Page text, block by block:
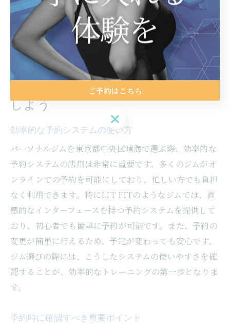
ます。
予約のポイントを押さえて晴海の
パーソナルジムをスムーズに活用
しよう
効率的な予約システムの使い方
パーソナルジムを東京都中央区晴海で選ぶ際、効率的な
予約システムの活用は非常に重要です。多くのジムがオ
ンラインでの予約を可能にしており、忙しい方でも負担
なく利用できます。特にLIT FITのようなジムでは、直
感的なインターフェースを持つ予約システムを提供して
おり、初心者でも簡単に予約が可能です。また、予約の
変更が簡単に行えるため、予定が変わっても安心です。
ジム選びの際には、こうしたシステムの使いやすさを確
認することが、効率的なトレーニングの第一歩となりま
す。
予約時に確認すべき重要ポイント
ご予約はこちら
ご予約はこちら